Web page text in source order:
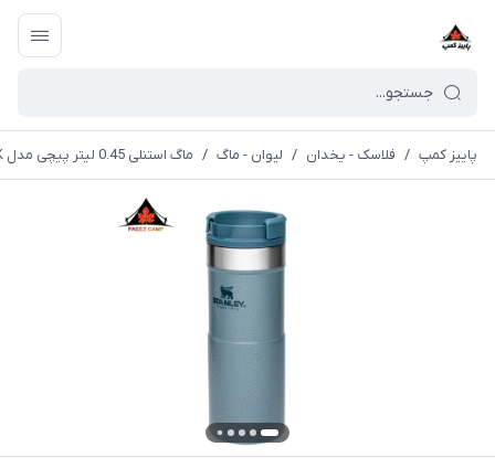
پاییز کمپ / فلاسک - یخدان / لیوان - ماگ / ماگ استنلی 0.45 لیتر پیچی مدل NEVERLEAK